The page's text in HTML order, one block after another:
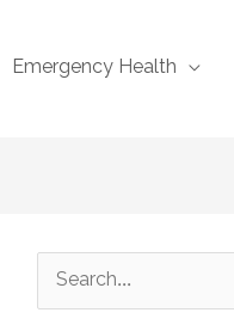
Emergency Health
e